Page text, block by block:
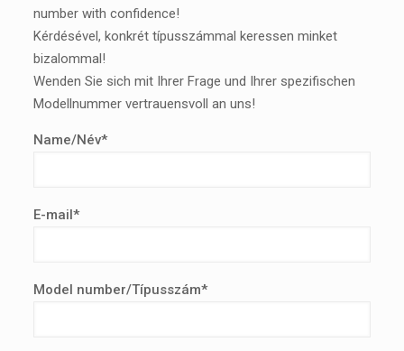
number with confidence!
Kérdésével, konkrét típusszámmal keressen minket
bizalommal!
Wenden Sie sich mit Ihrer Frage und Ihrer spezifischen
Modellnummer vertrauensvoll an uns!
Name/Név*
E-mail*
Model number/Típusszám*